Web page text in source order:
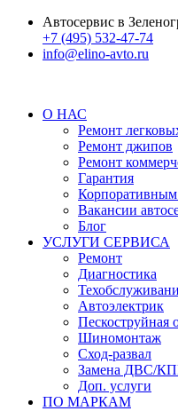
Автосервис в
+7 (495) 532-47-74
info@elino-avto.ru
О НАС
Ремонт
Ремонт джипов
Ремонт
Гарантия
Вакансии
Блог
УСЛУГИ СЕРВИСА
Ремонт
Диагностика
Автоэлектрик
Пескоструйная
Шиномонтаж
Сход-развал
Замена ДВС/
Доп. услуги
ПО МАРКАМ